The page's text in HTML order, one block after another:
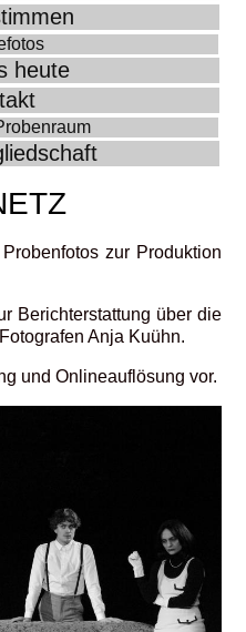
heute
zur Produktion
Berichterstattung über die
Anja Kuühn.
und Onlineauflösung vor.